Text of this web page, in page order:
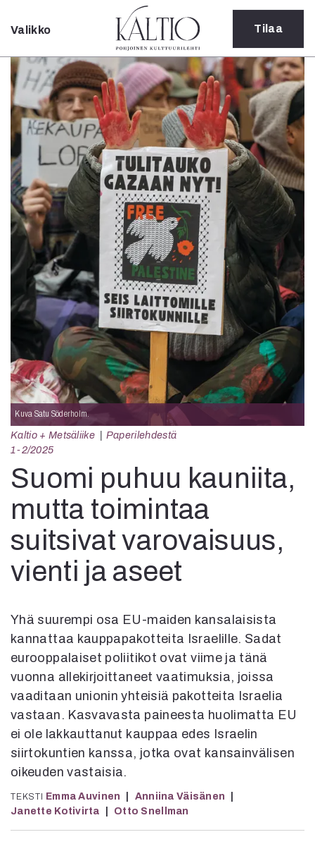
Sulje
Kategoriat
Verkkoartikkeli
Teatteri
Tanssi
Tanssi
Sarjakuva
Sámegillii
Pääkirjoitus
Paperilehdestä
Oulu2026
Näyttelyt
Musiikki
Levyt
Kuvataide
Kirjat
In English
Esitystaide
Arkisto
Lehdet
4/2026
6/2025
5/2025 saame
5/2025
Lehtiarkisto
Info
Yhteistyössä
Toimitus
Mediatiedot
Kaltio ry
Valikko Tilaa
Kuva Satu Söderholm.
Kaltio + Metsäliike
Paperilehdestä
1-2/2025
Suomi puhuu kauniita,
mutta toimintaa
suitsivat varovaisuus,
vienti ja aseet
Yhä suurempi osa EU-maiden kansalaisista
kannattaa kauppapakotteita Israelille. Sadat
eurooppalaiset poliitikot ovat viime ja tänä
vuonna allekirjoittaneet vaatimuksia, joissa
vaaditaan unionin yhteisiä pakotteita Israelia
vastaan. Kasvavasta paineesta huolimatta EU
ei ole lakkauttanut kauppaa edes Israelin
siirtokuntien kanssa, jotka ovat kansainvälisen
oikeuden vastaisia.
TEKSTI Emma Auvinen
Anniina Väisänen
Janette Kotivirta
Otto Snellman